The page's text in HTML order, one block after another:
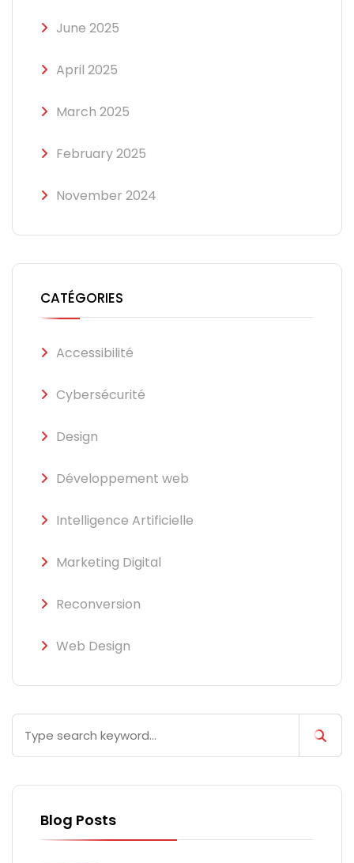
June 2025
April 2025
March 2025
February 2025
November 2024
CATÉGORIES
Accessibilité
Cybersécurité
Design
Développement web
Intelligence Artificielle
Marketing Digital
Reconversion
Web Design
Blog Posts